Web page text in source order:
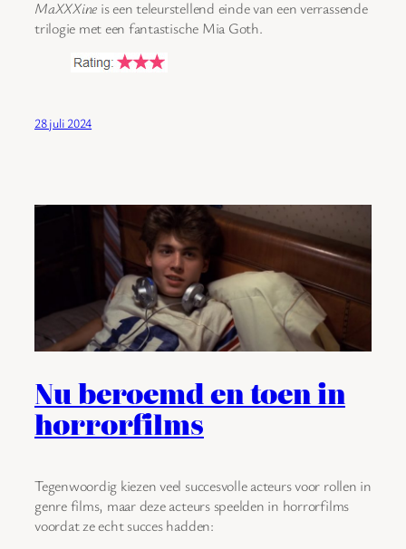
MaXXXine is een teleurstellend einde van een verrassende
trilogie met een fantastische Mia Goth.
28 juli 2024
Nu beroemd en toen in
horrorfilms
Tegenwoordig kiezen veel succesvolle acteurs voor rollen in
genre films, maar deze acteurs speelden in horrorfilms
voordat ze echt succes hadden: